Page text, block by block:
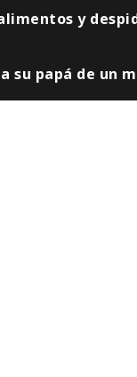
y
su papá de un